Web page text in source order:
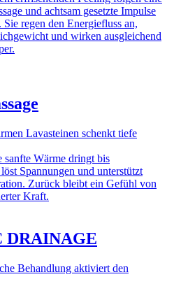
und achtsam gesetzte Impulse
regen den Energiefluss an,
und wirken ausgleichend
Lavasteinen schenkt tiefe
sanfte Wärme dringt bis
Spannungen und unterstützt
Zurück bleibt ein Gefühl von
Kraft.
DRAINAGE
Behandlung aktiviert den